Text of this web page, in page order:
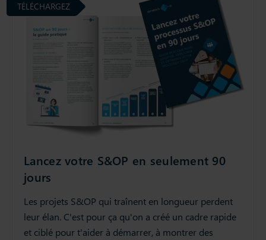
Lancez votre S&OP en seulement 90
jours
Les projets S&OP qui traînent en longueur perdent
leur élan. C'est pour ça qu'on a créé un cadre rapide
et ciblé pour t'aider à démarrer, à montrer des
TÉLÉCHARGEZ